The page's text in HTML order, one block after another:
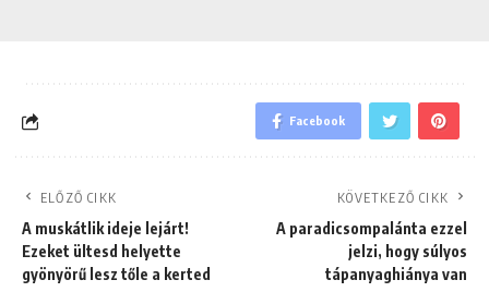
Facebook
ELŐZŐ CIKK
A muskátlik ideje lejárt!
Ezeket ültesd helyette
gyönyörű lesz tőle a kerted
KÖVETKEZŐ CIKK
A paradicsompalánta ezzel
jelzi, hogy súlyos
tápanyaghiánya van